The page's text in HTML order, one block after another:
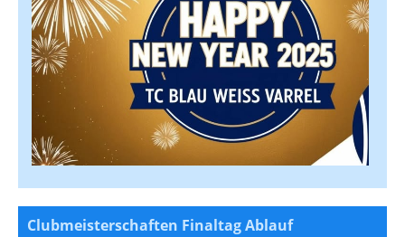
Clubmeisterschaften Finaltag Ablauf